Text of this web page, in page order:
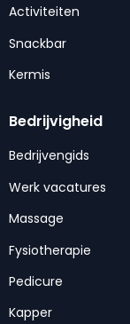
Activiteiten
Snackbar
Kermis
Bedrijvigheid
Bedrijvengids
Werk vacatures
Massage
Fysiotherapie
Pedicure
Kapper